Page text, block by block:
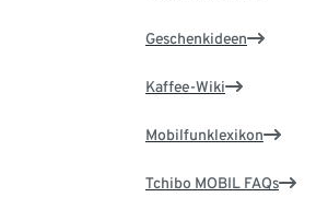
Geschenkideen
Kaffee-Wiki
Mobilfunklexikon
Tchibo MOBIL FAQs